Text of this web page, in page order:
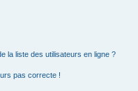
la liste des utilisateurs en ligne ?
pas correcte !